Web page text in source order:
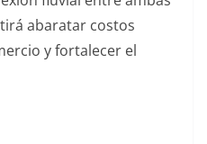
abaratar costos
y fortalecer el